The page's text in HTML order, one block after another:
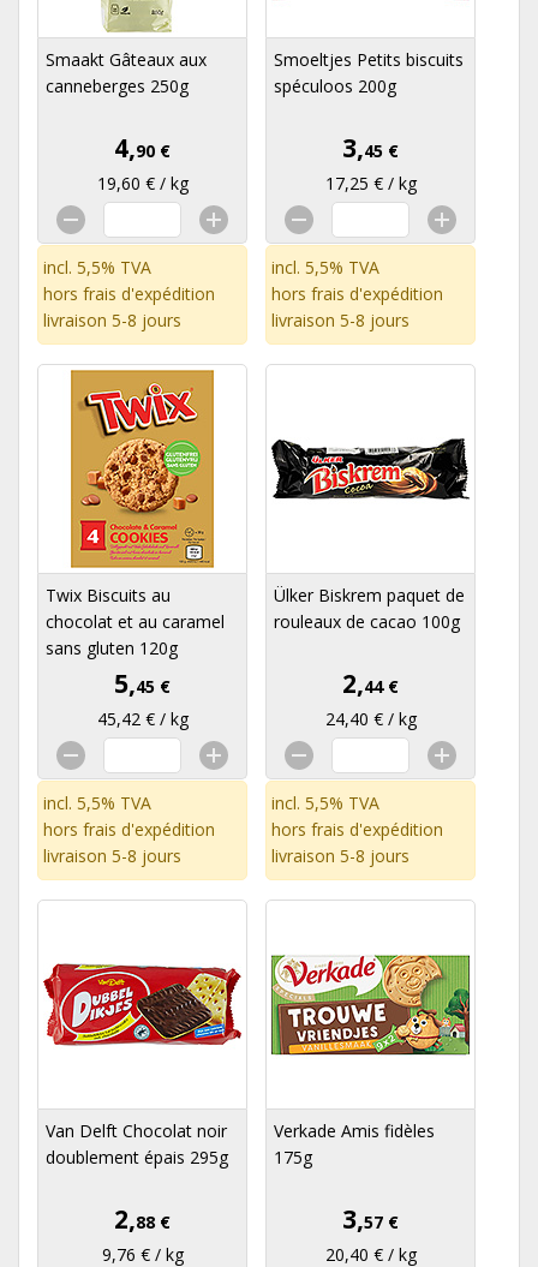
Smaakt Gâteaux aux
canneberges 250g
4,90 €
19,60 € / kg
incl. 5,5% TVA
hors frais d'expédition
livraison 5-8 jours
Smoeltjes Petits biscuits
spéculoos 200g
3,45 €
17,25 € / kg
incl. 5,5% TVA
hors frais d'expédition
livraison 5-8 jours
Twix Biscuits au
chocolat et au caramel
sans gluten 120g
5,45 €
45,42 € / kg
incl. 5,5% TVA
hors frais d'expédition
livraison 5-8 jours
Ülker Biskrem paquet de
rouleaux de cacao 100g
2,44 €
24,40 € / kg
incl. 5,5% TVA
hors frais d'expédition
livraison 5-8 jours
Van Delft Chocolat noir
doublement épais 295g
2,88 €
9,76 € / kg
Verkade Amis fidèles
175g
3,57 €
20,40 € / kg